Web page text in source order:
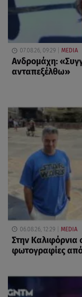
07.08.26, 09:29 MEDIA
Ανδρομάχη:
ανταπεξέλθω»
06.08.26, 12:29 MEDIA
Στην Καλιφόρνια
φωτογραφίες